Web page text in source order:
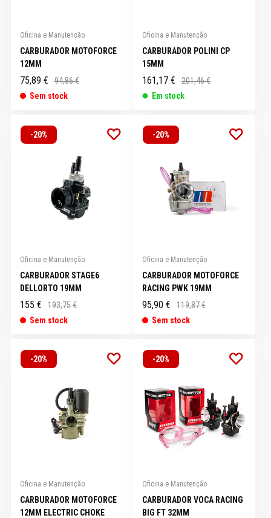
Oficina e Manutenção
CARBURADOR MOTOFORCE
12MM
75,89 €
94,86 €
Sem stock
Oficina e Manutenção
CARBURADOR POLINI CP
15MM
161,17 €
201,46 €
Em stock
-20%
Oficina e Manutenção
CARBURADOR STAGE6
DELLORTO 19MM
155 €
193,75 €
Sem stock
-20%
Oficina e Manutenção
CARBURADOR MOTOFORCE
RACING PWK 19MM
95,90 €
119,87 €
Sem stock
-20%
Oficina e Manutenção
CARBURADOR MOTOFORCE
12MM ELECTRIC CHOKE
-20%
Oficina e Manutenção
CARBURADOR VOCA RACING
BIG FT 32MM